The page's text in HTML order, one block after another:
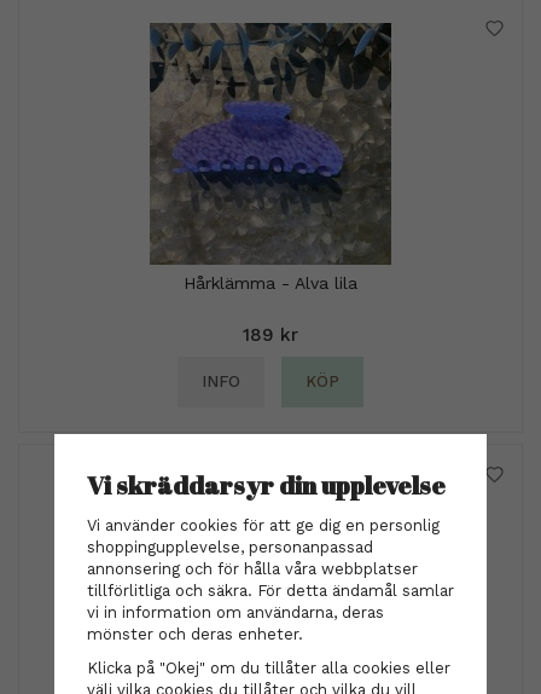
Hårklämma - Alva lila
189 kr
INFO KÖP
Vi skräddarsyr din upplevelse
Vi använder cookies för att ge dig en personlig
shoppingupplevelse, personanpassad
annonsering och för hålla våra webbplatser
tillförlitliga och säkra. För detta ändamål samlar
vi in information om användarna, deras
mönster och deras enheter.
Klicka på "Okej" om du tillåter alla cookies eller
välj vilka cookies du tillåter och vilka du vill